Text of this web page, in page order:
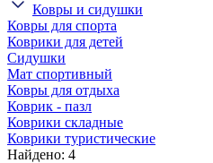
Ковры и сидушки
Ковры для спорта
Коврики для детей
Сидушки
Мат спортивный
Ковры для отдыха
Коврик - пазл
Коврики складные
Коврики туристические
Найдено: 4